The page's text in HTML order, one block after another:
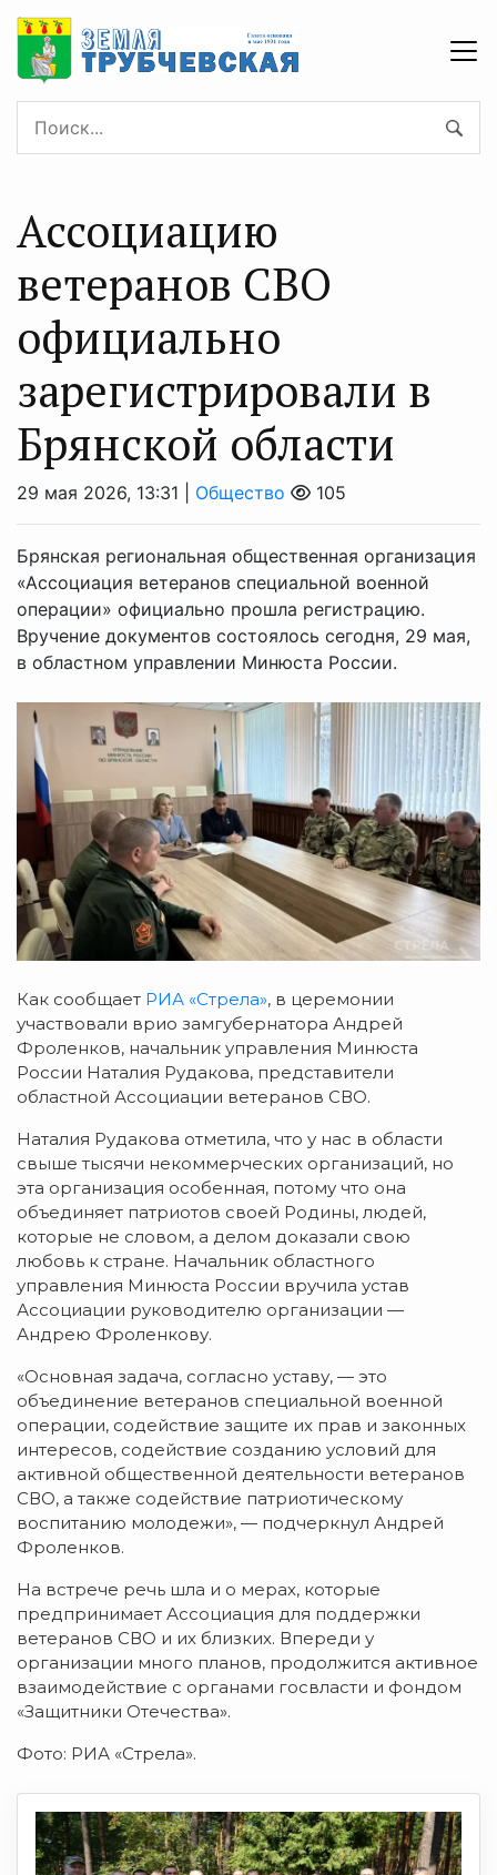
Ассоциацию
ветеранов СВО
официально
зарегистрировали в
Брянской области
29 мая 2026, 13:31 | Общество 105
Брянская региональная общественная организация
«Ассоциация ветеранов специальной военной
операции» официально прошла регистрацию.
Вручение документов состоялось сегодня, 29 мая,
в областном управлении Минюста России.
Как сообщает РИА «Стрела», в церемонии
участвовали врио замгубернатора Андрей
Фроленков, начальник управления Минюста
России Наталия Рудакова, представители
областной Ассоциации ветеранов СВО.
Наталия Рудакова отметила, что у нас в области
свыше тысячи некоммерческих организаций, но
эта организация особенная, потому что она
объединяет патриотов своей Родины, людей,
которые не словом, а делом доказали свою
любовь к стране. Начальник областного
управления Минюста России вручила устав
Ассоциации руководителю организации —
Андрею Фроленкову.
«Основная задача, согласно уставу, — это
объединение ветеранов специальной военной
операции, содействие защите их прав и законных
интересов, содействие созданию условий для
активной общественной деятельности ветеранов
СВО, а также содействие патриотическому
воспитанию молодежи», — подчеркнул Андрей
Фроленков.
На встрече речь шла и о мерах, которые
предпринимает Ассоциация для поддержки
ветеранов СВО и их близких. Впереди у
организации много планов, продолжится активное
взаимодействие с органами госвласти и фондом
«Защитники Отечества».
Фото: РИА «Стрела».